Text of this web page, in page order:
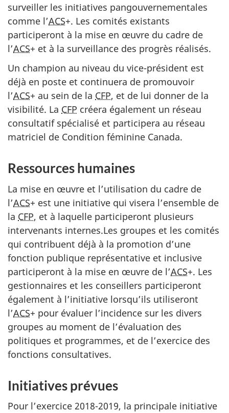
surveiller les initiatives pangouvernementales
comme l’ACS+. Les comités existants
participeront à la mise en œuvre du cadre de
l’ACS+ et à la surveillance des progrès réalisés.
Un champion au niveau du vice-président est
déjà en poste et continuera de promouvoir
l’ACS+ au sein de la CFP, et de lui donner de la
visibilité. La CFP créera également un réseau
consultatif spécialisé et participera au réseau
matriciel de Condition féminine Canada.
Ressources humaines
La mise en œuvre et l’utilisation du cadre de
l’ACS+ est une initiative qui visera l’ensemble de
la CFP, et à laquelle participeront plusieurs
intervenants internes.Les groupes et les comités
qui contribuent déjà à la promotion d’une
fonction publique représentative et inclusive
participeront à la mise en œuvre de l’ACS+. Les
gestionnaires et les conseillers participeront
également à l’initiative lorsqu’ils utiliseront
l’ACS+ pour évaluer l’incidence sur les divers
groupes au moment de l’évaluation des
politiques et programmes, et de l’exercice des
fonctions consultatives.
Initiatives prévues
Pour l’exercice 2018-2019, la principale initiative